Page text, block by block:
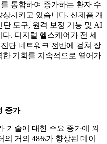
통합하여 증가하는 환자 수
시키고 있습니다. 신제품 개
단 도구, 원격 보정 기능 및 AI
. 디지털 헬스케어가 전 세
단 네트워크 전반에 걸쳐 장
기회를 지속적으로 열어가
증가
기술에 대한 수요 증가에 의
거의 48%가 향상된 데이